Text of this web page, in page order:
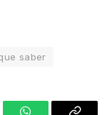
saber